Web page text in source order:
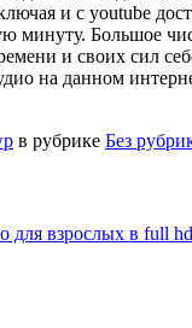
и с youtube
Большое
и своих сил
на данном
в рубрике Без
для взрослых в full hd